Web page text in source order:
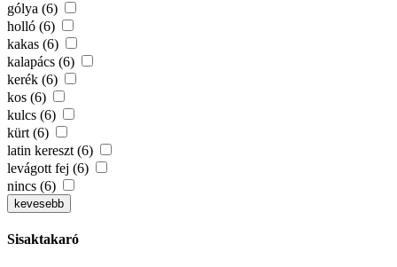
gólya (6)
holló (6)
kakas (6)
kalapács (6)
kerék (6)
kos (6)
kulcs (6)
kürt (6)
latin kereszt (6)
levágott fej (6)
nincs (6)
kevesebb
Sisaktakaró